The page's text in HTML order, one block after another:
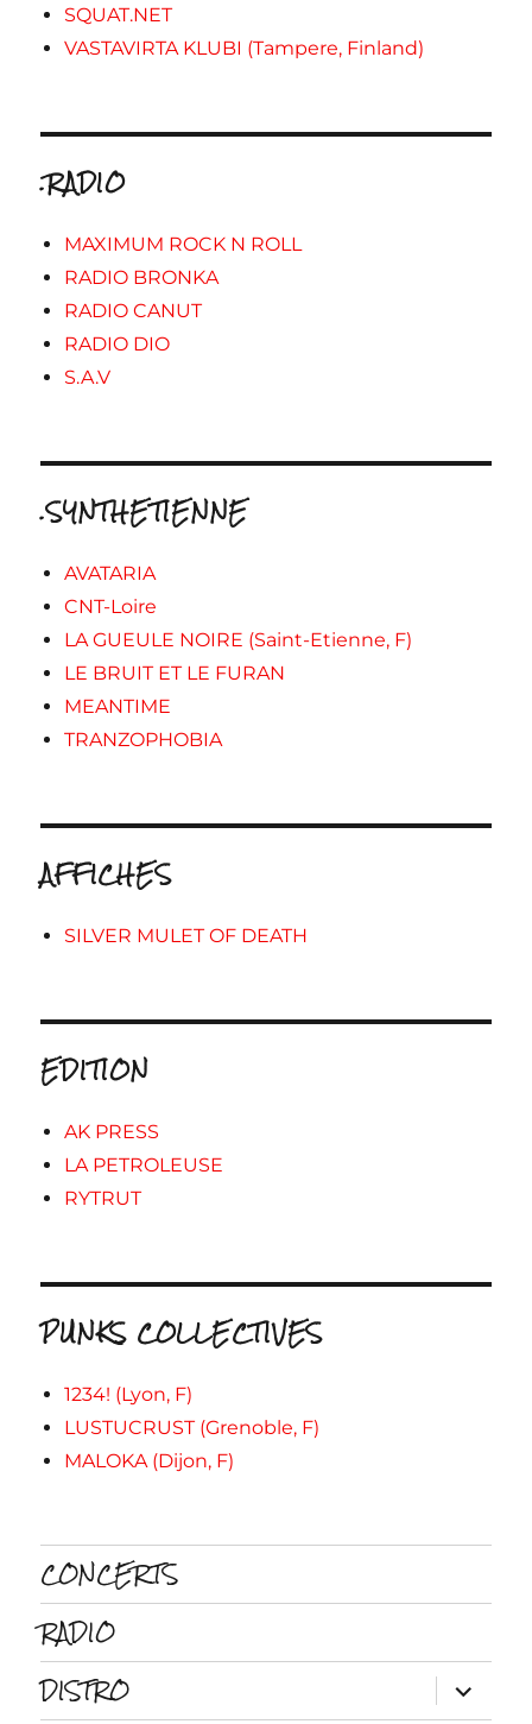
SQUAT.NET
VASTAVIRTA KLUBI (Tampere, Finland)
.RADIO
MAXIMUM ROCK N ROLL
RADIO BRONKA
RADIO CANUT
RADIO DIO
S.A.V
.SYNTHETIENNE
AVATARIA
CNT-Loire
LA GUEULE NOIRE (Saint-Etienne, F)
LE BRUIT ET LE FURAN
MEANTIME
TRANZOPHOBIA
AFFICHES
SILVER MULET OF DEATH
EDITION
AK PRESS
LA PETROLEUSE
RYTRUT
PUNKS COLLECTIVES
1234! (Lyon, F)
LUSTUCRUST (Grenoble, F)
MALOKA (Dijon, F)
CONCERTS
RADIO
DISTRO
ouvrir
le